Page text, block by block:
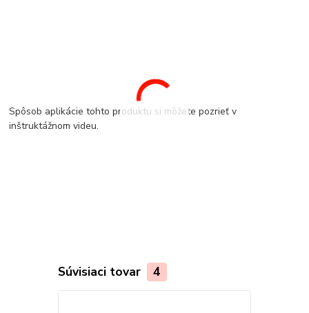
Spôsob aplikácie tohto produktu si môžete pozrieť v
inštruktážnom videu.
Súvisiaci tovar 4